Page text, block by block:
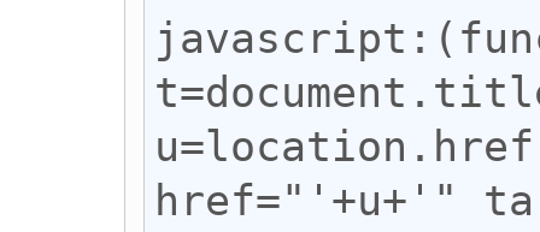
href="'+u+'"